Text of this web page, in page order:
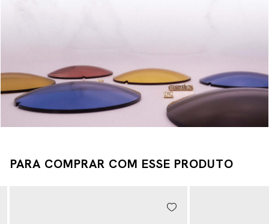
PARA COMPRAR COM ESSE PRODUTO